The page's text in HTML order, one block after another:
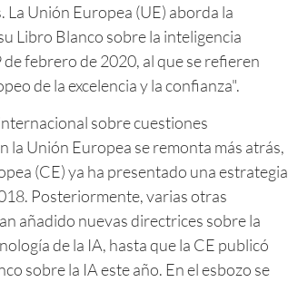
La Unión Europea (UE) aborda la
Libro Blanco sobre la inteligencia
febrero de 2020, al que se refieren
de la excelencia y la confianza".
sobre cuestiones
la Unión Europea se remonta más atrás,
(CE) ya ha presentado una estrategia
Posteriormente, varias otras
añadido nuevas directrices sobre la
de la IA, hasta que la CE publicó
sobre la IA este año. En el esbozo se